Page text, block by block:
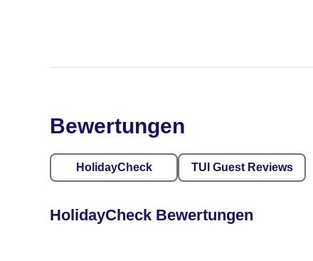
Bewertungen
HolidayCheck TUI Guest Reviews
HolidayCheck Bewertungen